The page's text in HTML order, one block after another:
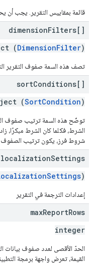
قائمة بمقاييس التقرير. يجب أن
dimensionFilters[]
(DimensionFilter)
تصف هذه السمة صفوف التقرير
sortConditions[]
(SortCondition)
توضّح هذه السمة ترتيب صفوف
الشرط، فكلما كان الشرط مبكرًا،
شروط فرز، يكون ترتيب الصفوف
localizationSettings
)
إعدادات الترجمة في التقرير
maxReportRows
integer
الحدّ الأقصى لعدد صفوف بيانات
القيمة، تعرض واجهة برمجة